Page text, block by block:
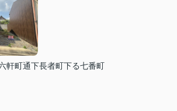
軒町通下長者町下る七番町